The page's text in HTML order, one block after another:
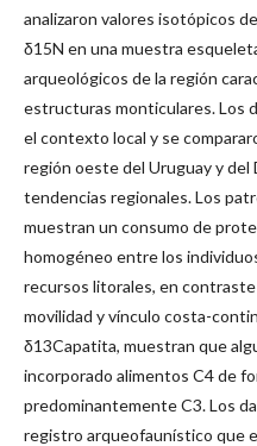
analizaron valores isotópicos
δ15N en una muestra
arqueológicos de la región
estructuras monticulares. Los
el contexto local y se
región oeste del Uruguay y del
tendencias regionales. Los
muestran un consumo de
homogéneo entre los
recursos litorales, en
movilidad y vínculo costa-
δ13Capatita, muestran que
incorporado alimentos C4 de
predominantemente C3. Los
registro arqueofaunístico que